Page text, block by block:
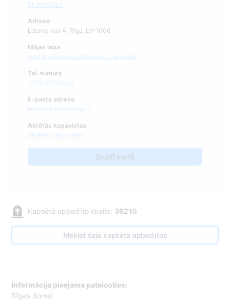
Skatīt Waze
Adrese
Lizuma iela 4, Rīga, LV-1006
Mājas lapa
mvd.riga.lv/contact/kapsetu-parvalde
Tel. numurs
+371 67012402
E-pasta adrese
leonids.kelims@riga.lv
Aktētās kapavietas
Aktētās kapavietas
Skatīt kartē
Kapsētā apbedīto skaits: 36210
Meklēt šajā kapsētā apbedītos
Informācija pieejama pateicoties:
Rīgas domei